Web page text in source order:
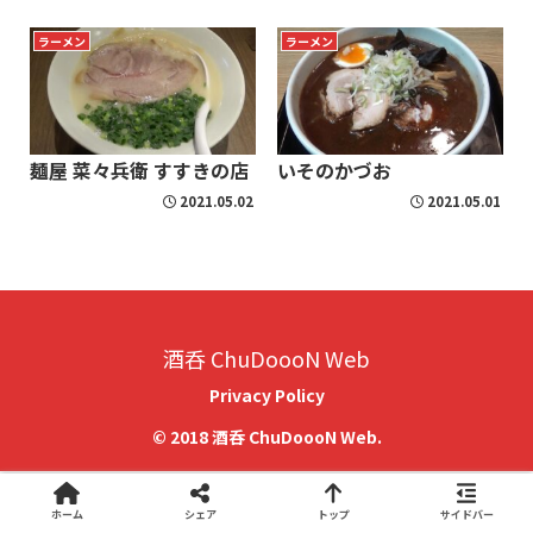
ラーメン
麺屋 菜々兵衛 すすきの店
2021.05.02
ラーメン
いそのかづお
2021.05.01
酒呑 ChuDoooN Web
Privacy Policy
© 2018 酒呑 ChuDoooN Web.
ホーム シェア トップ サイドバー